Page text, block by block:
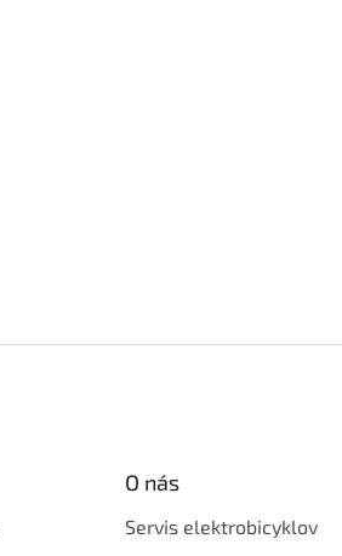
O nás
Servis elektrobicyklov